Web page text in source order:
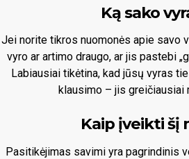
Ką sako
Jei norite tikros nuomonės apie savo
vyro ar artimo draugo, ar jis pastebi
Labiausiai tikėtina, kad jūsų vyras
klausimo – jis greičiausiai
Kaip įveikti šį
Pasitikėjimas savimi yra pagrindinis